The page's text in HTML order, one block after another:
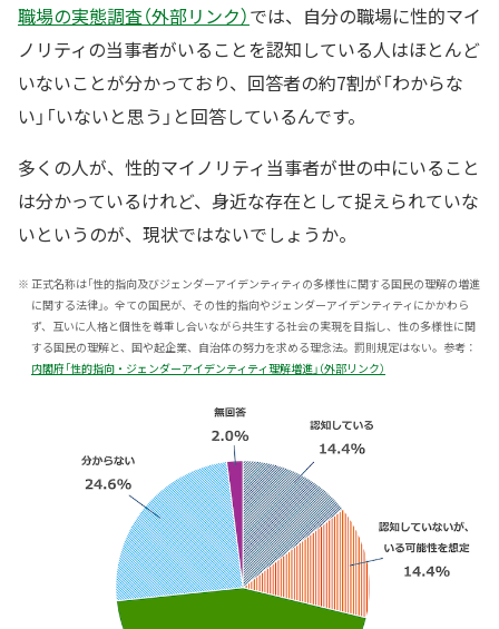
職場の実態調査（外部リンク）では、自分の職場に性的マイ
ノリティの当事者がいることを認知している人はほとんど
いないことが分かっており、回答者の約7割が「わからな
い」「いないと思う」と回答しているんです。
多くの人が、性的マイノリティ当事者が世の中にいること
は分かっているけれど、身近な存在として捉えられていな
いというのが、現状ではないでしょうか。
※ 正式名称は「性的指向及びジェンダーアイデンティティの多様性に関する国民の理解の増進
に関する法律」。全ての国民が、その性的指向やジェンダーアイデンティティにかかわら
ず、互いに人格と個性を尊重し合いながら共生する社会の実現を目指し、性の多様性に関
する国民の理解と、国や起企業、自治体の努力を求める理念法。罰則規定はない。参考：
内閣府「性的指向・ジェンダーアイデンティティ理解増進」（外部リンク）